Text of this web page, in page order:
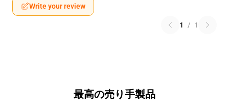
Write your review
1 / 1
最高の売り手製品